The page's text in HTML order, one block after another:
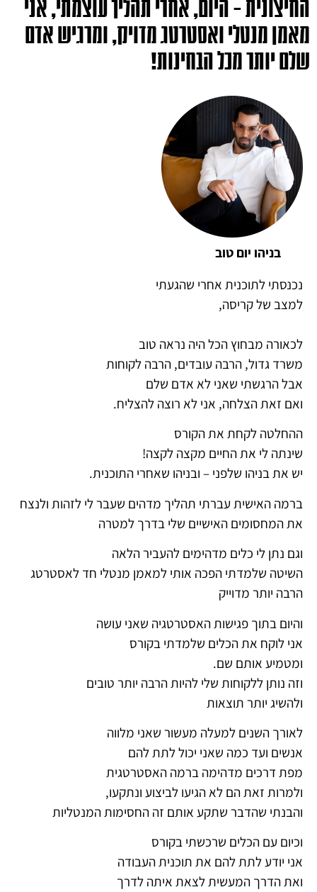
החיצונית – היום, אחרי תהליך עוצמתי, אני
מאמן מנטלי ואסטרטג מדויק, ומרגיש אדם
שלם יותר מכל הבחינות!
בניהו יום טוב
נכנסתי לתוכנית אחרי שהגעתי
למצב של קריסה,
לכאורה מבחוץ הכל היה נראה טוב
משרד גדול, הרבה עובדים, הרבה לקוחות
אבל הרגשתי שאני לא אדם שלם
ואם זאת הצלחה, אני לא רוצה להצליח.
ההחלטה לקחת את הקורס
שינתה לי את החיים מקצה לקצה!
יש את בניהו שלפני – ובניהו שאחרי התוכנית.
ברמה האישית עברתי תהליך מדהים שעבר לי לזהות ולנצח
את המחסומים האישיים שלי בדרך למטרה
וגם נתן לי כלים מדהימים להעביר הלאה
השיטה שלמדתי הפכה אותי למאמן מנטלי חד לאסטרטג
הרבה יותר מדוייק
והיום בתוך פגישות האסטרטגיה שאני עושה
אני לוקח את הכלים שלמדתי בקורס
ומטמיע אותם שם.
וזה נותן ללקוחות שלי להיות הרבה יותר טובים
ולהשיג יותר תוצאות
לאורך השנים למעלה מעשור שאני מלווה
אנשים ועד כמה שאני יכול לתת להם
מפת דרכים מדהימה ברמה האסטרטגית
ולמרות זאת הם לא הגיעו לביצוע ונתקעו,
והבנתי שהדבר שתקע אותם זה החסימות המנטליות
וכיום עם הכלים שרכשתי בקורס
אני יודע לתת להם את תוכנית העבודה
ואת הדרך המעשית לצאת איתה לדרך